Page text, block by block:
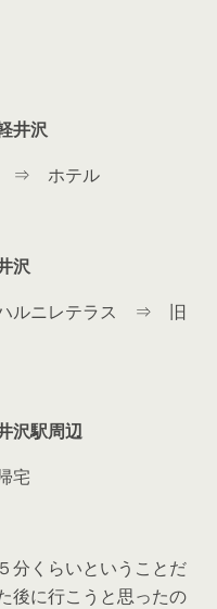
井沢
⇒ ホテル
沢
ニレテラス ⇒ 旧
沢駅周辺
宅
分くらいということだ
後に行こうと思ったの